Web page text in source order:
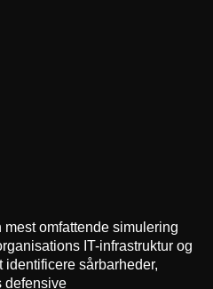
omfattende simulering
IT-infrastruktur og
sårbarheder,
defensive